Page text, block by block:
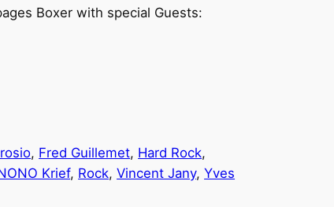
Boxer with special Guests:
, Fred Guillemet, Hard Rock
Krief, Rock, Vincent Jany, Yves